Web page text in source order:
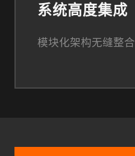
系统高度集成
模块化架构无缝整合